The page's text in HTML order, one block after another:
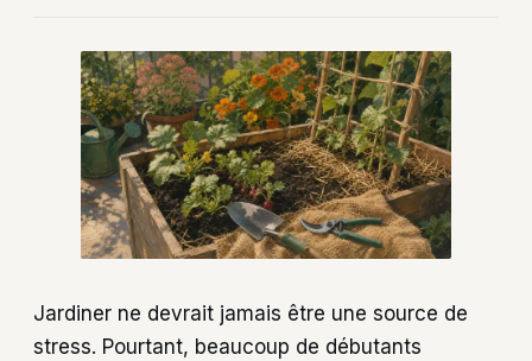
Jardiner ne devrait jamais être une source de
stress. Pourtant, beaucoup de débutants